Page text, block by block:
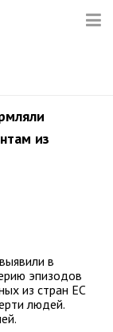
из
в
эпизодов
из стран ЕС
людей.